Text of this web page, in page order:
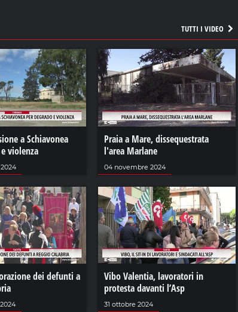
TUTTI I VIDEO
a Schiavonea
violenza
Praia a Mare, dissequestrata
l'area Marlane
04 novembre 2024
dei defunti a
Vibo Valentia, lavoratori in
protesta davanti l’Asp
31 ottobre 2024